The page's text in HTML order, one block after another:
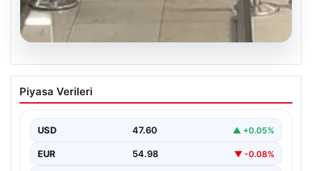
05.08.2026
2 yaşındaki bebeği Heimlich
manevrasıyla kurtaran personele ödül
Bebeği Heimlich Manevrası ile Kurtaran Havalimanı
Personeline…
Piyasa Verileri
USD 47.60 ▲ +0.05%
EUR 54.98 ▼ -0.08%